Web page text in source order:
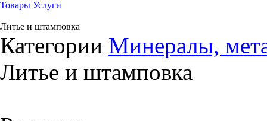
Товары Услуги
Литье и штамповка
Категории Минералы,
Литье и штамповка